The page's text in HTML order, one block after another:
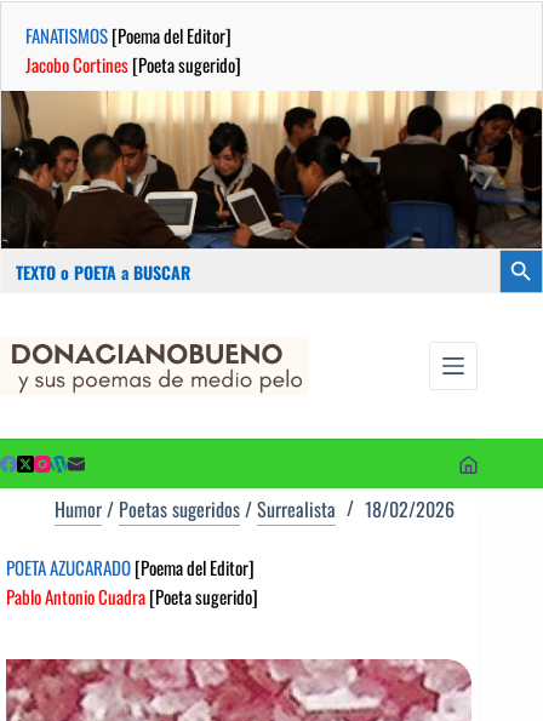
FANATISMOS[Poema del Editor]
Jacobo Cortines[Poeta sugerido]
Buscar:
contenido
Humor/ Poetas sugeridos/Surrealista 18/02/2026
POETA AZUCARADO[Poema del Editor]
Pablo Antonio Cuadra[Poeta sugerido]